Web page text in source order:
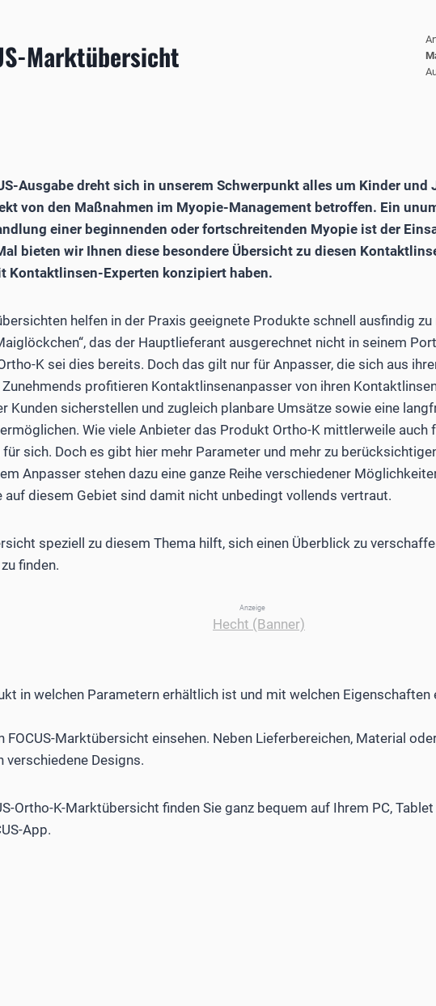
Marktübersicht
Ausgabe dreht sich in unserem Schwerpunkt alles um Kinder und
von den Maßnahmen im Myopie-Management betroffen. Ein
einer beginnenden oder fortschreitenden Myopie ist der
bieten wir Ihnen diese besondere Übersicht zu diesen
Kontaktlinsen-Experten konzipiert haben.
helfen in der Praxis geeignete Produkte schnell ausfindig
das der Hauptlieferant ausgerechnet nicht in seinem
K sei dies bereits. Doch das gilt nur für Anpasser, die sich aus
Zunehmends profitieren Kontaktlinsenanpasser von ihren
Kunden sicherstellen und zugleich planbare Umsätze sowie eine
Wie viele Anbieter das Produkt Ortho-K mittlerweile auch
sich. Doch es gibt hier mehr Parameter und mehr zu
Anpasser stehen dazu eine ganze Reihe verschiedener
auf diesem Gebiet sind damit nicht unbedingt vollends vertraut.
speziell zu diesem Thema hilft, sich einen Überblick zu
finden.
Anzeige
in welchen Parametern erhältlich ist und mit welchen
FOCUS-Marktübersicht einsehen. Neben ­Lieferbereichen, Material
verschiedene Designs.
Ortho-K-Marktübersicht finden Sie ganz bequem auf Ihrem PC,
App.